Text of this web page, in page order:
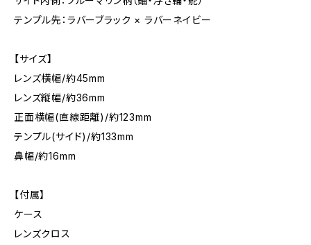
テンプル先：ラバーブラック × ラバーネイビー
【サイズ】
レンズ横幅/約45mm
レンズ縦幅/約36mm
正面横幅(直線距離)/約123mm
テンプル(サイド)/約133mm
鼻幅/約16mm
【付属】
ケース
レンズクロス